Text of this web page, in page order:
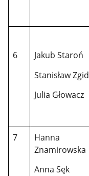
6
Jakub Staroń
Stanisław Zgid
Julia Głowacz
7
Hanna
Znamirowska
Anna Sęk